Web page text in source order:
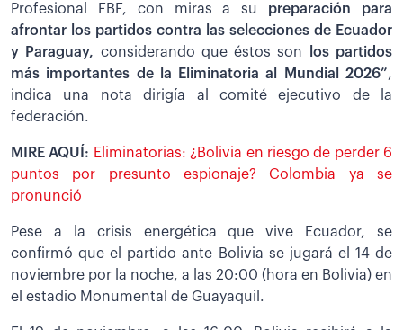
Profesional FBF, con miras a su preparación para
afrontar los partidos contra las selecciones de Ecuador
y Paraguay, considerando que éstos son
los partidos
más importantes de la Eliminatoria al Mundial 2026”,
indica una nota dirigía al comité ejecutivo de la
federación.
MIRE AQUÍ: Eliminatorias: ¿Bolivia en riesgo de perder 6
puntos por presunto espionaje? Colombia ya se
pronunció
Pese a la crisis energética que vive Ecuador, se
confirmó que el partido ante Bolivia se jugará el 14 de
noviembre por la noche, a las 20:00 (hora en Bolivia) en
el estadio Monumental de Guayaquil.